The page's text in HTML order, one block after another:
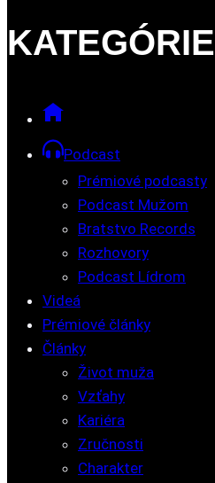
KATEGÓRIE
Podcast
Prémiové podcasty
Podcast Mužom
Bratstvo Records
Rozhovory
Podcast Lídrom
Videá
Prémiové články
Články
Život muža
Vzťahy
Kariéra
Zručnosti
Charakter